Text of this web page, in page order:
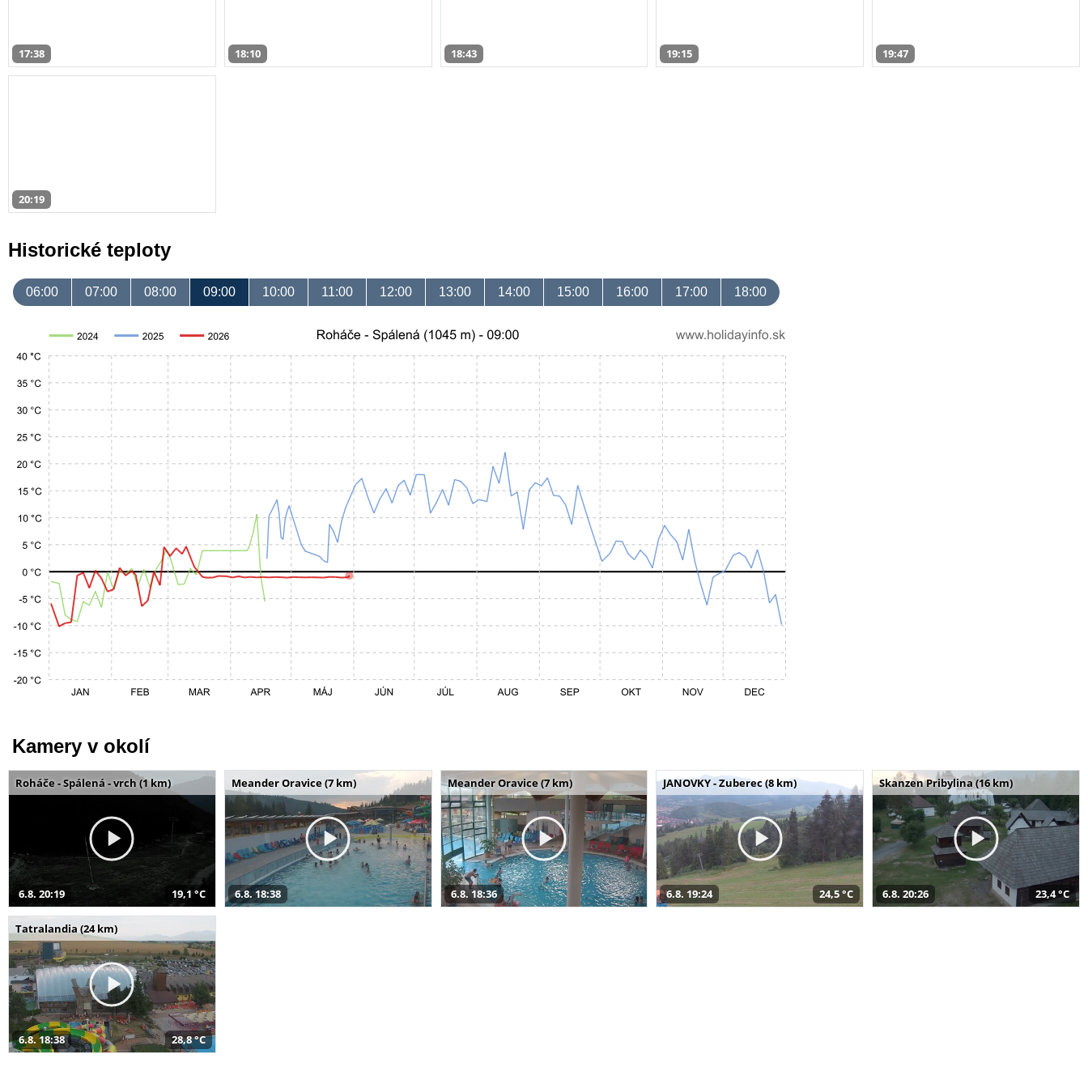
17:38 18:10 18:43 19:15 19:47
20:19
Historické teploty
06:00 07:00 08:00 09:00 10:00 11:00 12:00 13:00 14:00 15:00 16:00 17:00 18:00
Kamery v okolí
Roháče - Spálená - vrch (1 km)
6.8. 20:19 19,1 °C
Meander Oravice (7 km)
6.8. 18:38
Meander Oravice (7 km)
6.8. 18:36
JANOVKY - Zuberec (8 km)
6.8. 19:24 24,5 °C
Skanzen Pribylina (16 km)
6.8. 20:26 23,4 °C
Tatralandia (24 km)
6.8. 18:38 28,8 °C